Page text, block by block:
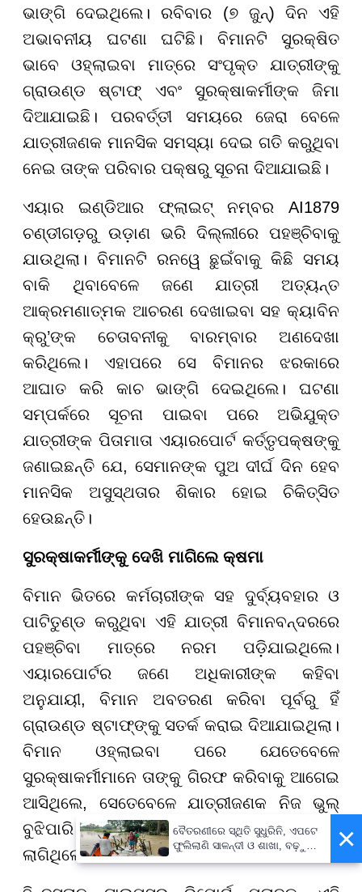
ଭାଙ୍ଗି ଦେଇଥିଲେ। ରବିବାର (୭ ଜୁନ୍) ଦିନ ଏହି
ଅଭାବନୀୟ ଘଟଣା ଘଟିଛି। ବିମାନଟି ସୁରକ୍ଷିତ
ଭାବେ ଓହ୍ଲାଇବା ମାତ୍ରେ ସଂପୃକ୍ତ ଯାତ୍ରୀଙ୍କୁ
ଗ୍ରାଉଣ୍ଡ ଷ୍ଟାଫ୍ ଏବଂ ସୁରକ୍ଷାକର୍ମୀଙ୍କ ଜିମା
ଦିଆଯାଇଛି। ପରବର୍ତ୍ତୀ ସମୟରେ ଜେରା ବେଳେ
ଯାତ୍ରୀଜଣକ ମାନସିକ ସମସ୍ୟା ଦେଇ ଗତି କରୁଥିବା
ନେଇ ତାଙ୍କ ପରିବାର ପକ୍ଷରୁ ସୂଚନା ଦିଆଯାଇଛି।
ଏୟାର ଇଣ୍ଡିଆର ଫ୍ଲାଇଟ୍ ନମ୍ବର AI1879
ଚଣ୍ଡୀଗଡ଼ରୁ ଉଡ଼ାଣ ଭରି ଦିଲ୍ଲୀରେ ପହଞ୍ଚିବାକୁ
ଯାଉଥିଲା। ବିମାନଟି ରନୱେ ଛୁଇଁବାକୁ କିଛି ସମୟ
ବାକି ଥିବାବେଳେ ଜଣେ ଯାତ୍ରୀ ଅତ୍ୟନ୍ତ
ଆକ୍ରମଣାତ୍ମକ ଆଚରଣ ଦେଖାଇବା ସହ କ୍ୟାବିନ
କ୍ରୁ’ଙ୍କ ଚେତାବନୀକୁ ବାରମ୍ବାର ଅଣଦେଖା
କରିଥିଲେ। ଏହାପରେ ସେ ବିମାନର ଝରକାରେ
ଆଘାତ କରି କାଚ ଭାଙ୍ଗି ଦେଇଥିଲେ। ଘଟଣା
ସମ୍ପର୍କରେ ସୂଚନା ପାଇବା ପରେ ଅଭିଯୁକ୍ତ
ଯାତ୍ରୀଙ୍କ ପିତାମାତା ଏୟାରପୋର୍ଟ କର୍ତ୍ତୃପକ୍ଷଙ୍କୁ
ଜଣାଇଛନ୍ତି ଯେ, ସେମାନଙ୍କ ପୁଅ ଦୀର୍ଘ ଦିନ ହେବ
ମାନସିକ ଅସୁସ୍ଥତାର ଶିକାର ହୋଇ ଚିକିତ୍ସିତ
ହେଉଛନ୍ତି।
ସୁରକ୍ଷାକର୍ମୀଙ୍କୁ ଦେଖି ମାଗିଲେ କ୍ଷମା
ବିମାନ ଭିତରେ କର୍ମଚାରୀଙ୍କ ସହ ଦୁର୍ବ୍ୟବହାର ଓ
ପାଟିତୁଣ୍ଡ କରୁଥିବା ଏହି ଯାତ୍ରୀ ବିମାନବନ୍ଦରରେ
ପହଞ୍ଚିବା ମାତ୍ରେ ନରମ ପଡ଼ିଯାଇଥିଲେ।
ଏୟାରପୋର୍ଟର ଜଣେ ଅଧିକାରୀଙ୍କ କହିବା
ଅନୁଯାୟୀ, ବିମାନ ଅବତରଣ କରିବା ପୂର୍ବରୁ ହିଁ
ଗ୍ରାଉଣ୍ଡ ଷ୍ଟାଫ୍ଙ୍କୁ ସତର୍କ କରାଇ ଦିଆଯାଇଥିଲା।
ବିମାନ ଓହ୍ଲାଇବା ପରେ ଯେତେବେଳେ
ସୁରକ୍ଷାକର୍ମୀମାନେ ତାଙ୍କୁ ଗିରଫ କରିବାକୁ ଆଗେଇ
ଆସିଥିଲେ, ସେତେବେଳେ ଯାତ୍ରୀଜଣକ ନିଜ ଭୁଲ୍
ବୁଝିପାରି ବାରମ୍ବାର କ୍ଷମା ପ୍ରାର୍ଥନା କରିବାକୁ
ଲାଗିଥିଲେ।
×
ବୈତରଣୀରେ ସ୍ଥିତି ସୁଧୁରିନି, ଏପଟେ
ଫୁଲିଲାଣି ସାଳନ୍ଦୀ ଓ ଶାଖା, ବଢ଼ୁଛି